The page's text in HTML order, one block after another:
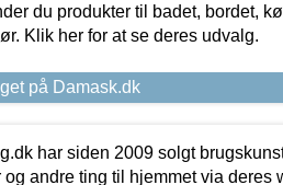
du produkter til badet, bordet,
Klik her for at se deres udvalg.
på Damask.dk
har siden 2009 solgt
andre ting til hjemmet via deres